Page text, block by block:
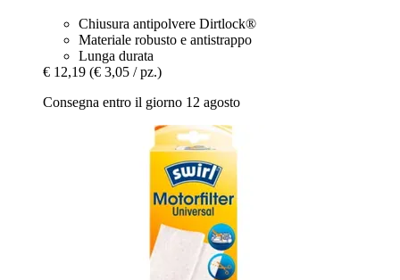
Chiusura antipolvere Dirtlock®
Materiale robusto e antistrappo
Lunga durata
€ 12,19 (€ 3,05 / pz.)
Consegna entro il giorno 12 agosto